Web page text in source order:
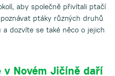
aby společně přivítali ptačí
ptáky různých druhů
dozvíte se také něco o jejich
Novém Jičíně daří